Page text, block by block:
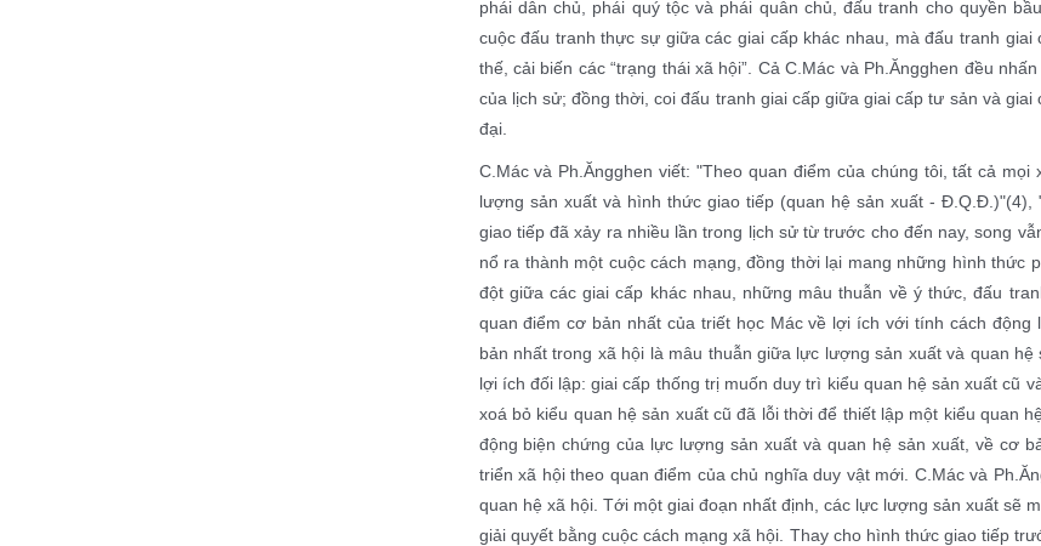
phái dân chủ, phái quý tộc và phái quân chủ, đấu tranh cho quyền
cuộc đấu tranh thực sự giữa các giai cấp khác nhau, mà đấu tranh
thế, cải biến các “trạng thái xã hội”. Cả C.Mác và Ph.Ăngghen đều
của lịch sử; đồng thời, coi đấu tranh giai cấp giữa giai cấp tư sản và
đại.
C.Mác và Ph.Ăngghen viết: "Theo quan điểm của chúng tôi, tất cả
lượng sản xuất và hình thức giao tiếp (quan hệ sản xuất - Đ.Q.Đ.)"(4)
giao tiếp đã xảy ra nhiều lần trong lịch sử từ trước cho đến nay, song
nổ ra thành một cuộc cách mạng, đồng thời lại mang những hình thức
đột giữa các giai cấp khác nhau, những mâu thuẫn về ý thức, đấu
quan điểm cơ bản nhất của triết học Mác về lợi ích với tính cách
bản nhất trong xã hội là mâu thuẫn giữa lực lượng sản xuất và quan
lợi ích đối lập: giai cấp thống trị muốn duy trì kiểu quan hệ sản xuất cũ
xoá bỏ kiểu quan hệ sản xuất cũ đã lỗi thời để thiết lập một kiểu quan
động biện chứng của lực lượng sản xuất và quan hệ sản xuất, về cơ
triển xã hội theo quan điểm của chủ nghĩa duy vật mới. C.Mác và
quan hệ xã hội. Tới một giai đoạn nhất định, các lực lượng sản xuất sẽ
giải quyết bằng cuộc cách mạng xã hội. Thay cho hình thức giao tiếp